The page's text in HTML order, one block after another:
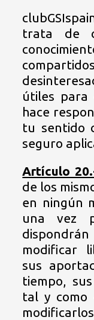
trata de
útiles para
hace
tu sentido
seguro
Artículo
de los
en ningún
una vez
modificar
sus
tiempo,
tal y como